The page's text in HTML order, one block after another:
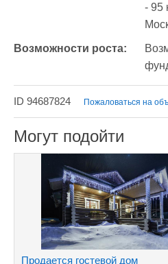
- 95
Возможности роста:
ID 94687824 Пожаловаться на
Могут подойти
Продается гостевой дом